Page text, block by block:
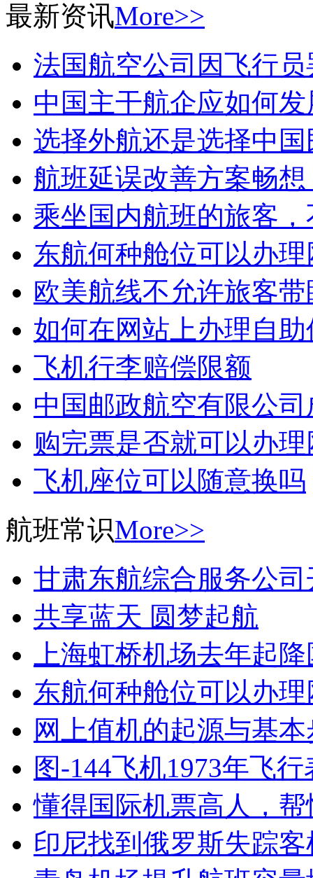
最新资讯More>>
法国航空公司因飞行
中国主干航企应如何
选择外航还是选择中国
航班延误改善方案畅
乘坐国内航班的旅客
东航何种舱位可以办
欧美航线不允许旅客
如何在网站上办理自
飞机行李赔偿限额
中国邮政航空有限公
购完票是否就可以办
飞机座位可以随意换吗
航班常识More>>
甘肃东航综合服务公
共享蓝天 圆梦起航
上海虹桥机场去年起
东航何种舱位可以办
网上值机的起源与基
图-144飞机1973年飞
懂得国际机票高人，
印尼找到俄罗斯失踪